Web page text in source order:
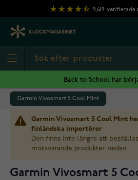
Hoppa till innehållet
9,619 verifierade
Back to School har
Garmin Vivosmart 5 Cool Mint
Garmin Vivosmart 5 Cool Mint
finländska importörer
Den finns inte längre att
motsvarande produkter nedan.
Garmin Vivosmart 5